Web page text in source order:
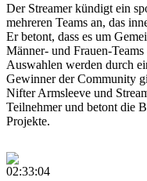
Der Streamer kündigt ein
mehreren Teams an, das
Er betont, dass es um
Männer- und Frauen-
Auswahlen werden durch
Gewinner der Community
Nifter Armsleeve und
Teilnehmer und betont die
Projekte.
02:33:04